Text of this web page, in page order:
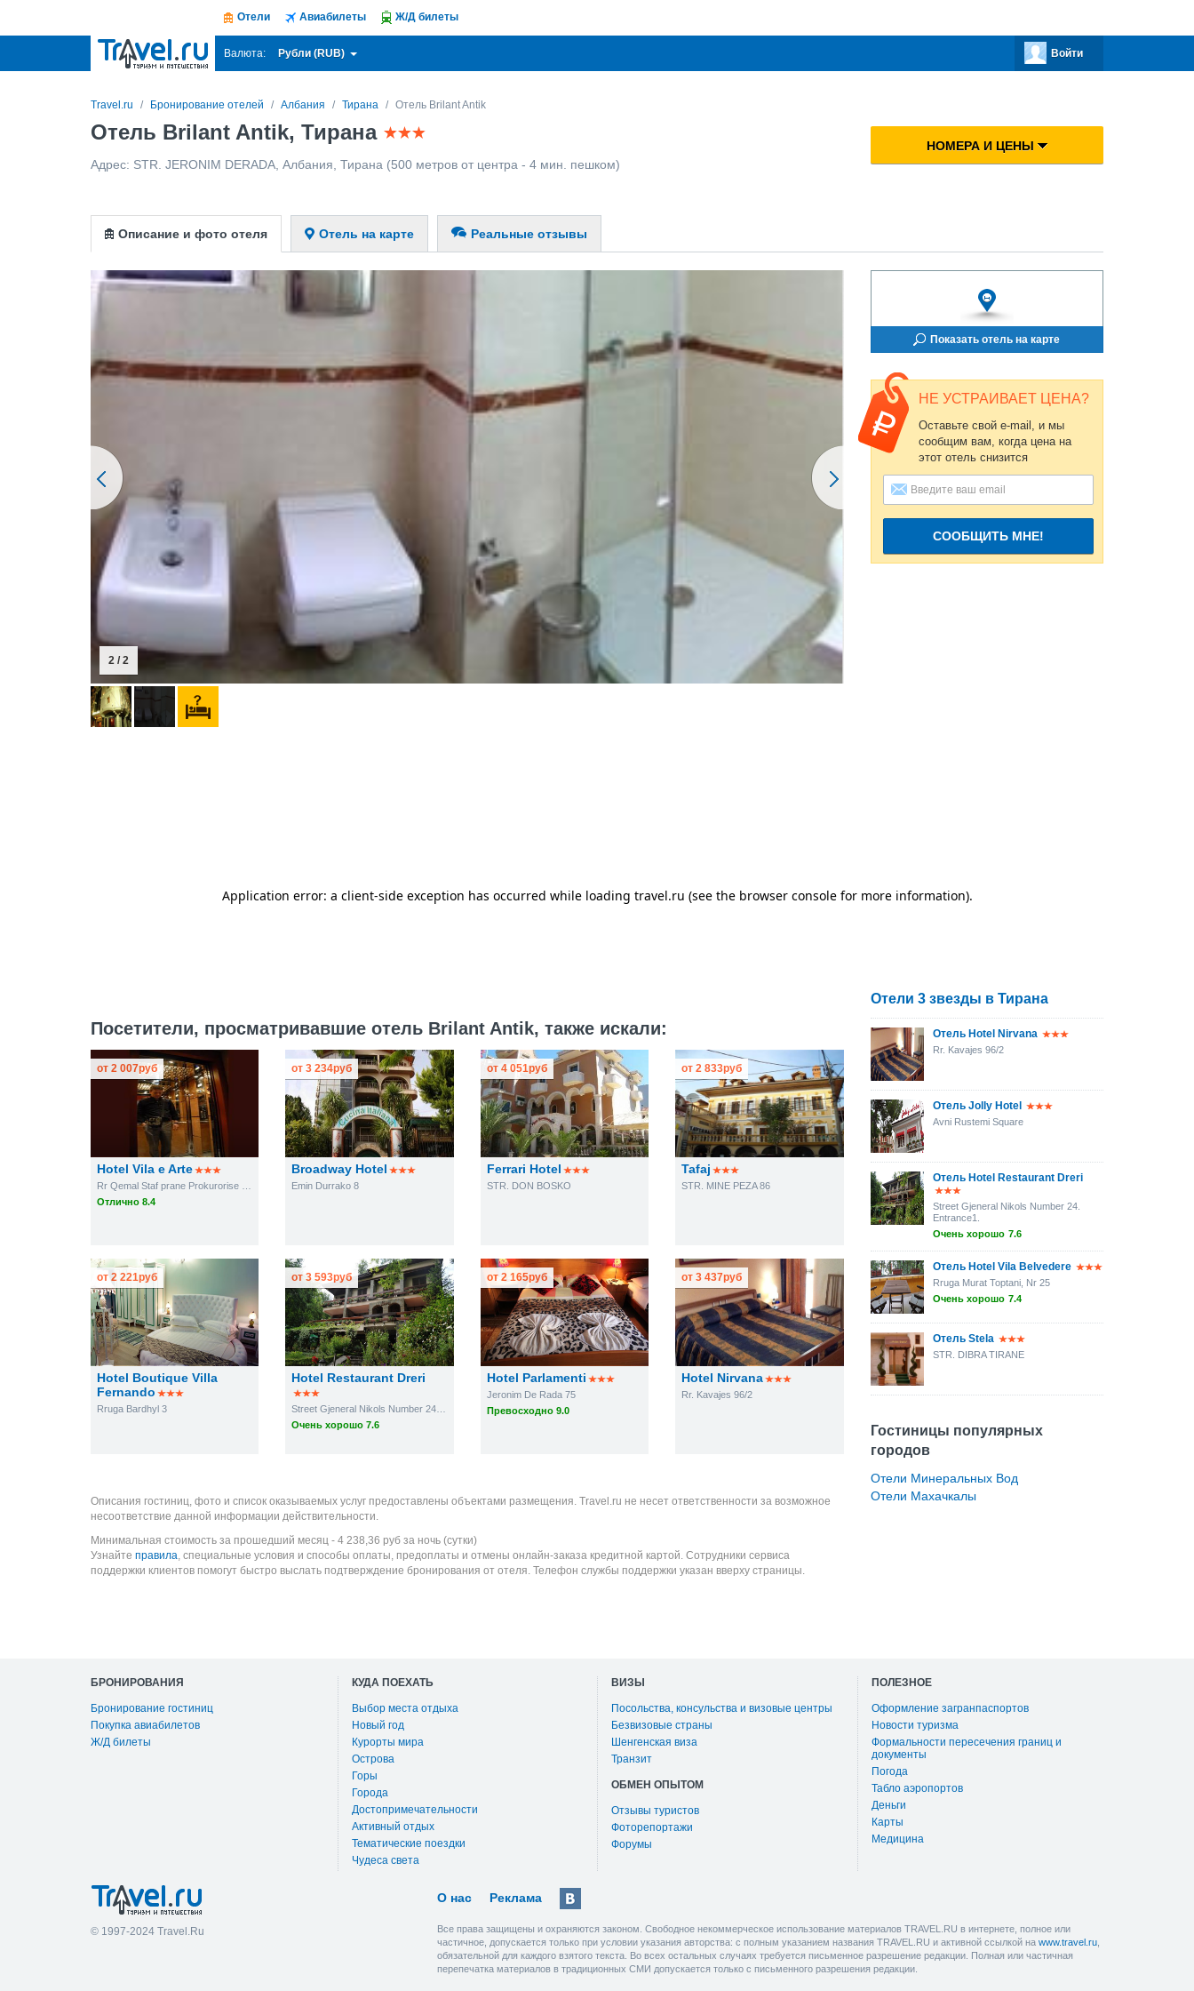
Отели Авиабилеты Ж/Д билеты
Валюта: Рубли (RUB) Войти
Travel.ru Бронирование отелей Албания Тирана Отель Brilant Antik
Отель Brilant Antik, Тирана
Адрес: STR. JERONIM DERADA Албания Тирана (500 метров от центра - 4 мин. пешком)
НОМЕРА И ЦЕНЫ
Описание и фото отеля Отель на карте Реальные отзывы
2 / 2
Показать отель на карте
НЕ УСТРАИВАЕТ ЦЕНА?
Оставьте свой e-mail, и мы
сообщим вам, когда цена на
этот отель снизится
СООБЩИТЬ МНЕ!
Посетители, просматривавшие отель Brilant Antik, также искали:
Hotel Vila e Arte
Отлично 8.4
от 2 007руб
Broadway Hotel
Emin Durrako 8
от3 234руб
Ferrari Hotel
STR. DON BOSKO
от 4 051руб
Tafaj
STR. MINE PEZA 86
от2 833руб
Hotel Boutique Villa
Fernando
Rruga Bardhyl 3
от 2 221руб
Hotel Restaurant Dreri
Очень хорошо 7.6
от3 593руб
Hotel Parlamenti
Jeronim De Rada 75
Превосходно 9.0
от 2 165руб
Hotel Nirvana
Rr. Kavajes 96/2
от3 437руб
Описания гостиниц, фото и список оказываемых услуг предоставлены объектами размещения. Travel.ru не несет ответственности за возможное
несоответствие данной информации действительности.
Минимальная стоимость за прошедший месяц - 4 238,36 руб за ночь (сутки)
Узнайте правила, специальные условия и способы оплаты, предоплаты и отмены онлайн-заказа кредитной картой. Сотрудники сервиса
поддержки клиентов помогут быстро выслать подтверждение бронирования от отеля. Телефон службы поддержки указан вверху страницы.
Отели 3 звезды в Тирана
Отель Hotel Nirvana
Rr. Kavajes 96/2
Отель Jolly Hotel
Avni Rustemi Square
Отель Hotel Restaurant Dreri
Street Gjeneral Nikols Number 24.
Entrance1.
Очень хорошо 7.6
Отель Hotel Vila Belvedere
Rruga Murat Toptani, Nr 25
Очень хорошо 7.4
Отель Stela
STR. DIBRA TIRANE
Гостиницы популярных
городов
Отели Минеральных Вод
Отели Махачкалы
БРОНИРОВАНИЯ
Бронирование гостиниц
Покупка авиабилетов
Ж/Д билеты
КУДА ПОЕХАТЬ
Выбор места отдыха
Новый год
Курорты мира
Острова
Горы
Города
Достопримечательности
Активный отдых
Тематические поездки
Чудеса света
ВИЗЫ
Посольства, консульства и визовые центры
Безвизовые страны
Шенгенская виза
Транзит
ОБМЕН ОПЫТОМ
Отзывы туристов
Фоторепортажи
Форумы
ПОЛЕЗНОЕ
Оформление загранпаспортов
Новости туризма
Формальности пересечения границ и
документы
Погода
Табло аэропортов
Деньги
Карты
Медицина
© 1997-2024 Travel.Ru
О нас Реклама
Все права защищены и охраняются законом. Свободное некоммерческое использование материалов TRAVEL.RU в интернете, полное или
частичное, допускается только при условии указания авторства: с полным указанием названия TRAVEL.RU и активной ссылкой на www.travel.ru
обязательной для каждого взятого текста. Во всех остальных случаях требуется письменное разрешение редакции. Полная или частичная
перепечатка материалов в традиционных СМИ допускается только с письменного разрешения редакции.